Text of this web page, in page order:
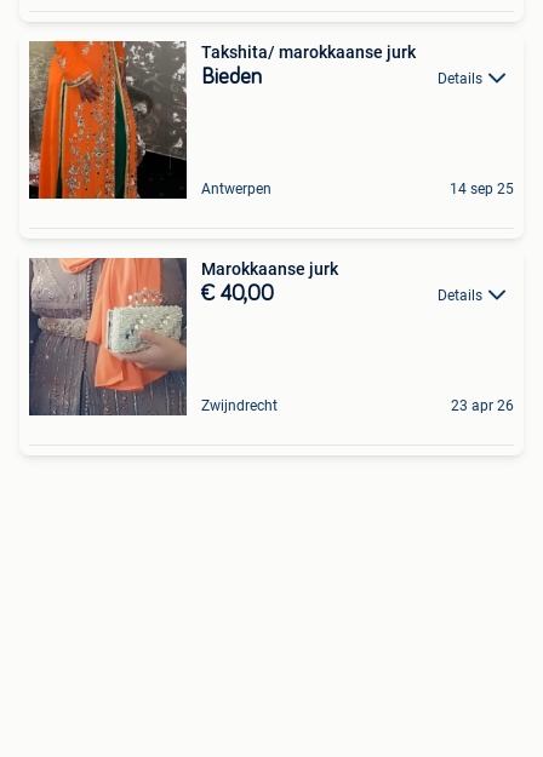
Takshita/ marokkaanse jurk
Bieden Details
Antwerpen 14 sep 25
Marokkaanse jurk
€ 40,00 Details
Zwijndrecht 23 apr 26